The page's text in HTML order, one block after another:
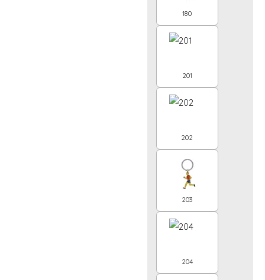
180
201
202
203
204